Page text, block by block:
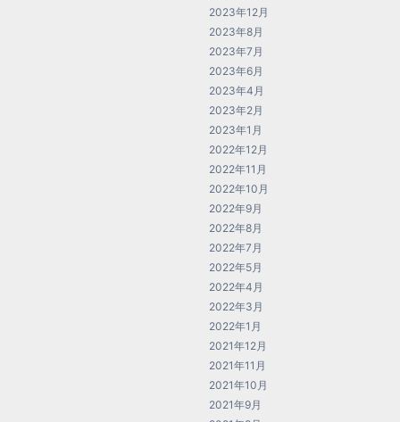
2023年12月
2023年8月
2023年7月
2023年6月
2023年4月
2023年2月
2023年1月
2022年12月
2022年11月
2022年10月
2022年9月
2022年8月
2022年7月
2022年5月
2022年4月
2022年3月
2022年1月
2021年12月
2021年11月
2021年10月
2021年9月